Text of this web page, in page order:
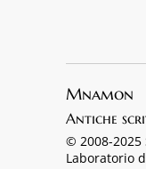
Mnamon
Antiche
© 2008-2025
Laboratorio